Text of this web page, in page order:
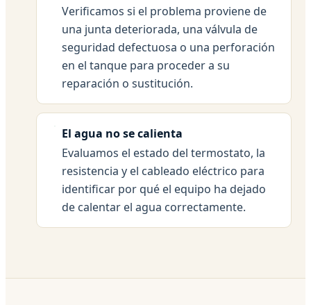
Verificamos si el problema proviene de
una junta deteriorada, una válvula de
seguridad defectuosa o una perforación
en el tanque para proceder a su
reparación o sustitución.
El agua no se calienta
Evaluamos el estado del termostato, la
resistencia y el cableado eléctrico para
identificar por qué el equipo ha dejado
de calentar el agua correctamente.